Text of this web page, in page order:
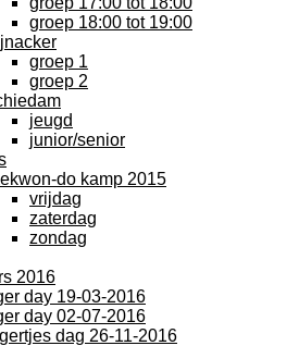
groep 18:00 tot 19:00
groep 1
groep 2
jeugd
junior/senior
do kamp 2015
vrijdag
zaterdag
zondag
2016
day 19-03-2016
day 02-07-2016
dag 26-11-2016